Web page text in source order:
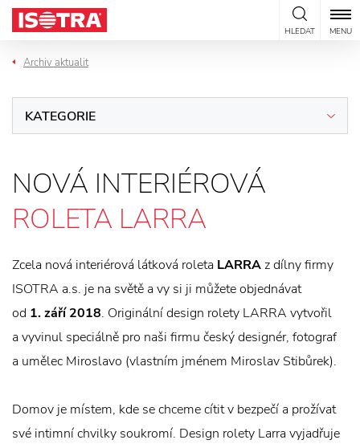
Přeskočit na obsah
HLEDAT MENU
Archiv aktualit
KATEGORIE
NOVÁ INTERIÉROVÁ
ROLETA LARRA
Zcela nová interiérová látková roleta LARRA z dílny firmy
ISOTRA a.s. je na světě a vy si ji můžete objednávat
od 1. září 2018. Originální design rolety LARRA vytvořil
a vyvinul speciálně pro naši firmu český designér, fotograf
a umělec Miroslavo (vlastním jménem Miroslav Stibůrek).
Domov je místem, kde se chceme cítit v bezpečí a prožívat
své intimní chvilky soukromí. Design rolety Larra vyjadřuje